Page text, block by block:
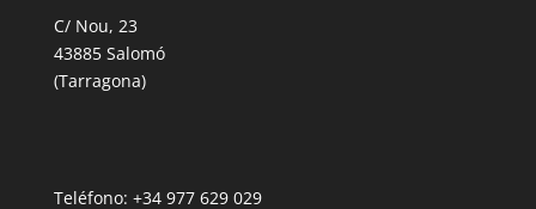
C/ Nou, 23
43885 Salomó
(Tarragona)
Teléfono: +34 977 629 029